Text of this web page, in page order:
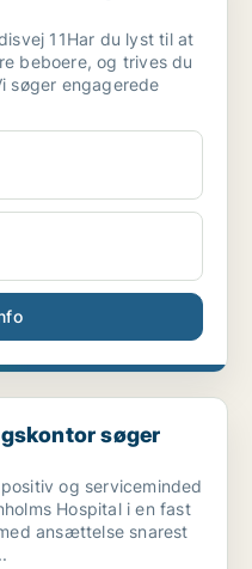
11Har du lyst til at
beboere, og trives du
søger engagerede
engageret as...
søger
og serviceminded
Hospital i en fast
ansættelse snarest